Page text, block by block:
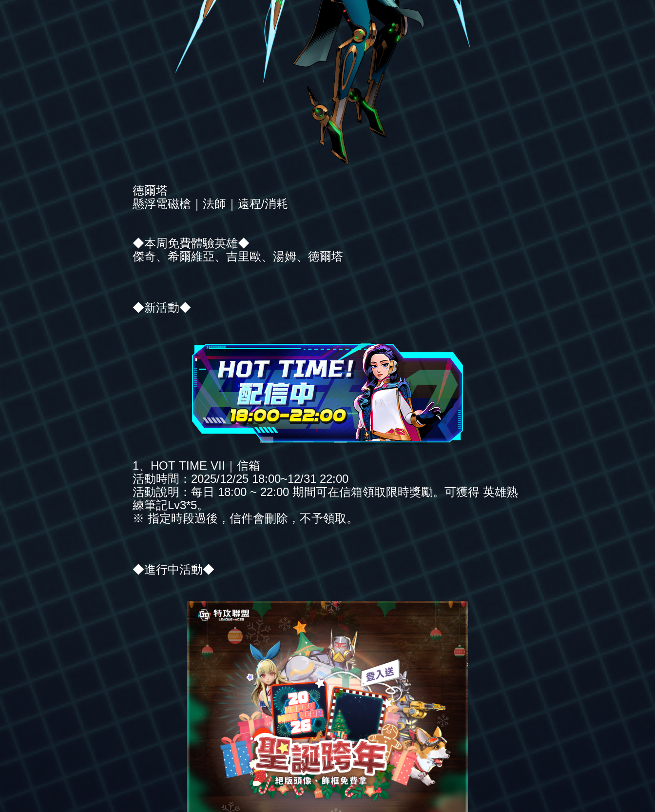
德爾塔
懸浮電磁槍｜法師｜遠程/消耗
◆本周免費體驗英雄◆
傑奇、希爾維亞、吉里歐、湯姆、德爾塔
◆新活動◆
1、HOT TIME VII｜信箱
活動時間：2025/12/25 18:00~12/31 22:00
活動說明：每日 18:00 ~ 22:00 期間可在信箱領取限時獎勵。可獲得 英雄熟
練筆記Lv3*5。
※ 指定時段過後，信件會刪除，不予領取。
◆進行中活動◆